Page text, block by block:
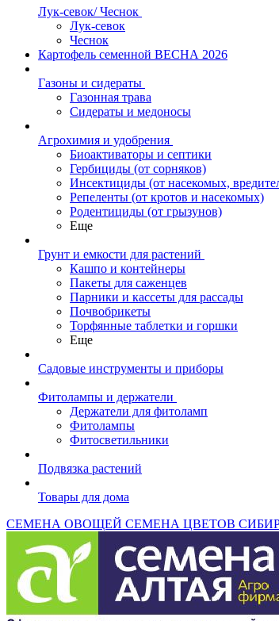
Лук-севок/ Чеснок
Лук-севок
Чеснок
Картофель семенной ВЕСНА 2026
Газоны и сидераты
Газонная трава
Сидераты и медоносы
Агрохимия и удобрения
Биоактиваторы и септики
Гербициды (от сорняков)
Инсектициды (от насекомых,
Репеленты (от кротов и насекомых)
Родентициды (от грызунов)
Еще
Грунт и емкости для растений
Кашпо и контейнеры
Пакеты для саженцев
Парники и кассеты для рассады
Почвобрикеты
Торфянные таблетки и горшки
Еще
Садовые инструменты и приборы
Фитолампы и держатели
Держатели для фитоламп
Фитолампы
Фитосветильники
Подвязка растений
Товары для дома
СЕМЕНА ОВОЩЕЙ СЕМЕНА ЦВЕТОВ